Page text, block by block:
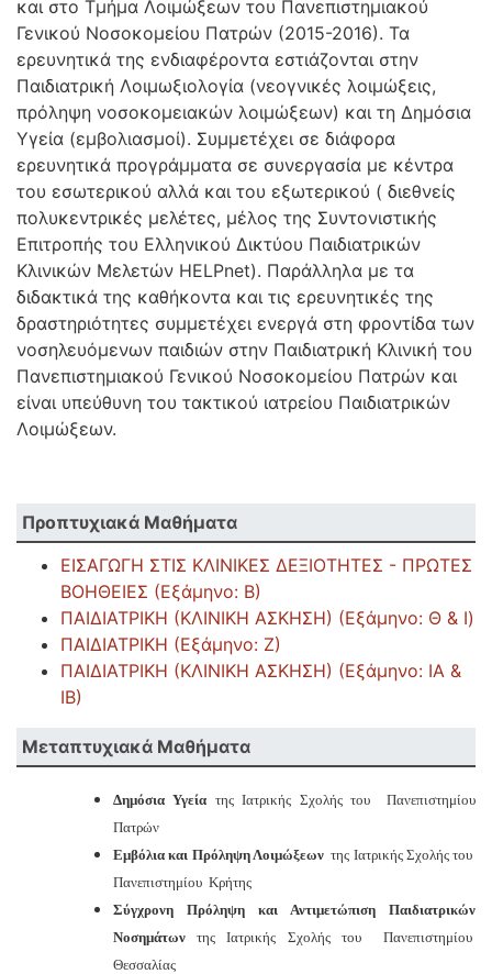
και στο Τμήμα Λοιμώξεων του Πανεπιστημιακού
Γενικού Νοσοκομείου Πατρών (2015-2016). Τα
ερευνητικά της ενδιαφέροντα εστιάζονται στην
Παιδιατρική Λοιμωξιολογία (νεογνικές λοιμώξεις,
πρόληψη νοσοκομειακών λοιμώξεων) και τη Δημόσια
Υγεία (εμβολιασμοί). Συμμετέχει σε διάφορα
ερευνητικά προγράμματα σε συνεργασία με κέντρα
του εσωτερικού αλλά και του εξωτερικού ( διεθνείς
πολυκεντρικές μελέτες, μέλος της Συντονιστικής
Επιτροπής του Ελληνικού Δικτύου Παιδιατρικών
Κλινικών Μελετών HELPnet). Παράλληλα με τα
διδακτικά της καθήκοντα και τις ερευνητικές της
δραστηριότητες συμμετέχει ενεργά στη φροντίδα των
νοσηλευόμενων παιδιών στην Παιδιατρική Κλινική του
Πανεπιστημιακού Γενικού Νοσοκομείου Πατρών και
είναι υπεύθυνη του τακτικού ιατρείου Παιδιατρικών
Λοιμώξεων.
Προπτυχιακά Μαθήματα
ΕΙΣΑΓΩΓΗ ΣΤΙΣ ΚΛΙΝΙΚΕΣ ΔΕΞΙΟΤΗΤΕΣ - ΠΡΩΤΕΣ
ΒΟΗΘΕΙΕΣ (Εξάμηνο: Β)
ΠΑΙΔΙΑΤΡΙΚΗ (ΚΛΙΝΙΚΗ ΑΣΚΗΣΗ) (Εξάμηνο: Θ & Ι)
ΠΑΙΔΙΑΤΡΙΚΗ (Εξάμηνο: Ζ)
ΠΑΙΔΙΑΤΡΙΚΗ (ΚΛΙΝΙΚΗ ΑΣΚΗΣΗ) (Εξάμηνο: ΙΑ &
ΙΒ)
Μεταπτυχιακά Μαθήματα
Δημόσια Υγεία της Ιατρικής Σχολής του Πανεπιστημίου
Πατρών
Εμβόλια και Πρόληψη Λοιμώξεωντης Ιατρικής Σχολής του
Πανεπιστημίου Κρήτης
Σύγχρονη Πρόληψη και Αντιμετώπιση Παιδιατρικών
Νοσημάτωντης Ιατρικής Σχολής του Πανεπιστημίου
Θεσσαλίας